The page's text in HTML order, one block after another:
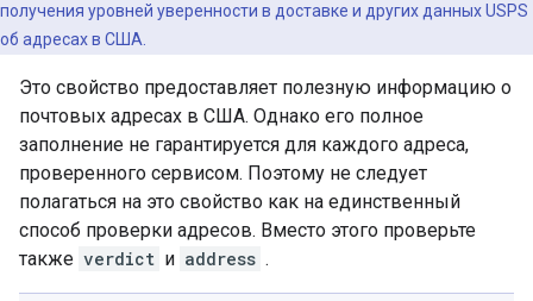
получения уровней уверенности в доставке и других данных USPS
об адресах в США.
Это свойство предоставляет полезную информацию о
почтовых адресах в США. Однако его полное
заполнение не гарантируется для каждого адреса,
проверенного сервисом. Поэтому не следует
полагаться на это свойство как на единственный
способ проверки адресов. Вместо этого проверьте
также verdict и address .